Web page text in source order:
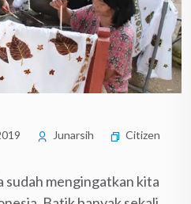
Junarsih
Citizen
sudah mengingatkan kita